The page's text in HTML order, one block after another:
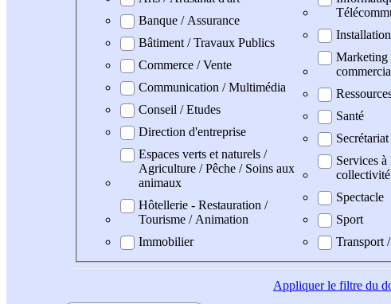
Banque / Assurance
Bâtiment / Travaux Publics
Commerce / Vente
Communication / Multimédia
Conseil / Etudes
Direction d'entreprise
Espaces verts et naturels /
Agriculture / Pêche / Soins aux
animaux
Hôtellerie - Restauration /
Tourisme / Animation
Immobilier
Marketing
Santé
Services à
collectivité
Spectacle
Sport
Transport
Appliquerle filtre du